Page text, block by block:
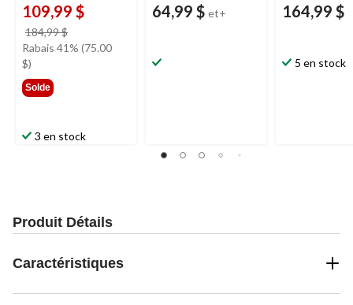
109,99 $
184,99 $
était
Rabais 41% (75.00
$)
Solde
3 en stock
64,99 $ et+ 164,99 $
5 en stock
Produit Détails
Caractéristiques